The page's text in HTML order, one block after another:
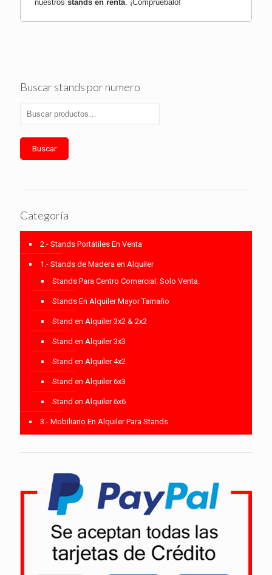
nuestros stands en renta. ¡Compruébalo!
Buscar stands por numero
Buscar
Categoría
2.- Stands Portátiles En Venta
1.- Stands de Madera en Alquiler
Stands Para Centro Comercial: Solo Venta.
Stands En Alquiler Mayor Tamaño
Stand en Alquiler 3x2 & 2x2
Stand en Alquiler 3x3
Stand en Alquiler 4x2
Stand en Alquiler 6x3
Stand en Alquiler 6x6
3.- Mobiliario En Alquiler Para Stands